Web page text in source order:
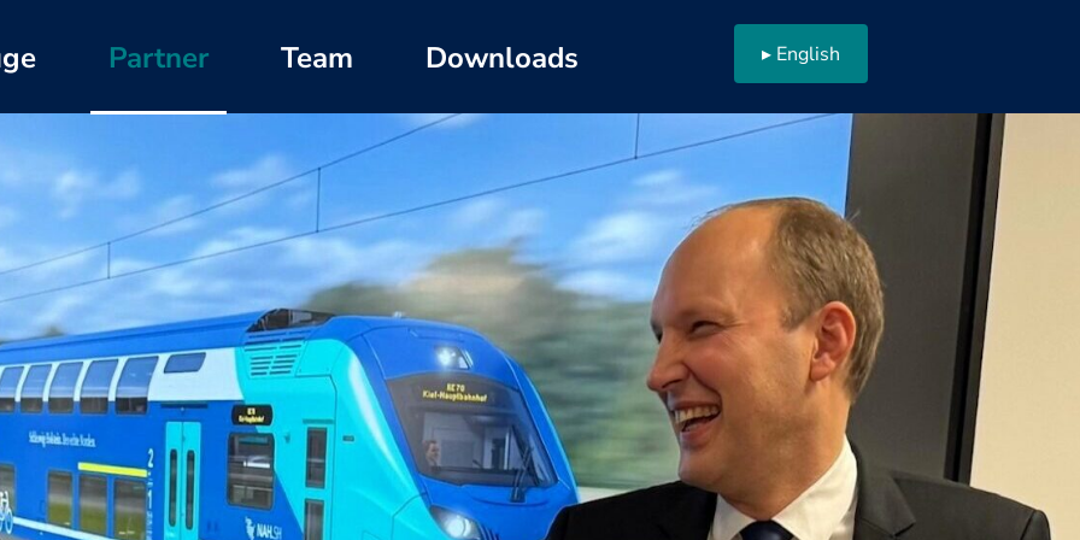
Partner Team Downloads English